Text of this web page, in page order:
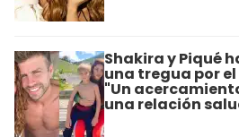
Shakira y Piqué
una tregua por el
"Un
una relación